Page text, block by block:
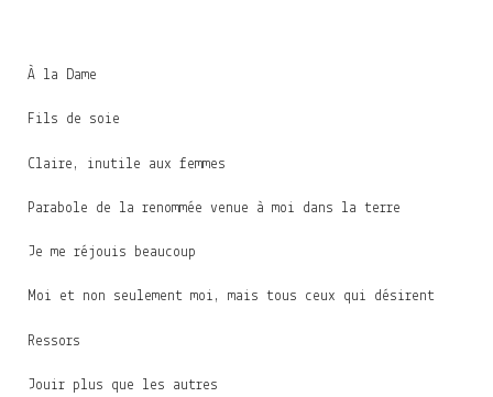
À la Dame
Fils de soie
Claire, inutile aux femmes
Parabole de la renommée venue à moi dans la terre
Je me réjouis beaucoup
Moi et non seulement moi, mais tous ceux qui désirent
Ressors
Jouir plus que les autres